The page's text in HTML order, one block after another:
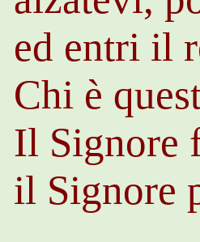
ed entri il
Chi è
Il Signore
il Signore